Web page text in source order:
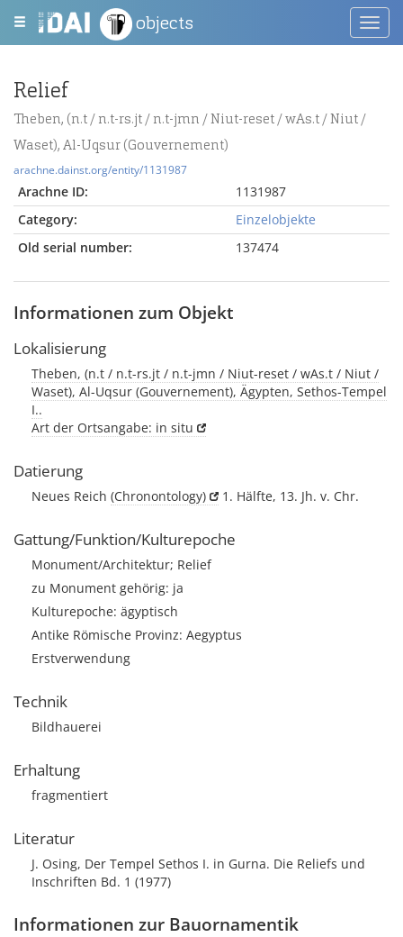
objects
Relief
Theben, (n.t / n.t-rs.jt / n.t-jmn / Niut-reset / wAs.t / Niut /
Waset), Al-Uqsur (Gouvernement)
arachne.dainst.org/entity/1131987
Arachne ID:
1131987
Category:
Einzelobjekte
Old serial number:
137474
Informationen zum Objekt
Lokalisierung
Theben, (n.t / n.t-rs.jt / n.t-jmn / Niut-reset / wAs.t / Niut /
Waset), Al-Uqsur (Gouvernement), Ägypten, Sethos-Tempel
I..
Art der Ortsangabe: in situ
Datierung
Neues Reich (Chronontology) 1. Hälfte, 13. Jh. v. Chr.
Gattung/Funktion/Kulturepoche
Monument/Architektur; Relief
zu Monument gehörig: ja
Kulturepoche: ägyptisch
Antike Römische Provinz: Aegyptus
Erstverwendung
Technik
Bildhauerei
Erhaltung
fragmentiert
Literatur
J. Osing, Der Tempel Sethos I. in Gurna. Die Reliefs und
Inschriften Bd. 1 (1977)
Informationen zur Bauornamentik